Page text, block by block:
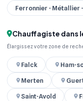
Ferronnier - Métallier
Chauffagiste dans
Élargissez votre zone de
Falck Ham-
Merten
Saint-Avold